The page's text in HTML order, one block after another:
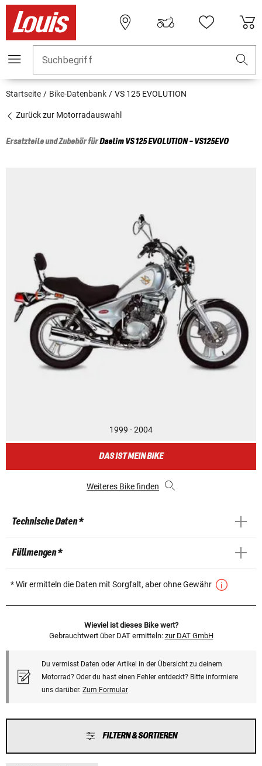
Suchbegriff
Startseite Bike-Datenbank VS 125 EVOLUTION
Zurück zur Motorradauswahl
Ersatzteile und Zubehör fürDaelimVS 125 EVOLUTION - VS125EVO
1999 - 2004
DAS IST MEIN BIKE
Weiteres Bike finden
Technische Daten *
Füllmengen *
* Wir ermitteln die Daten mit Sorgfalt, aber ohne Gewähr
Wieviel ist dieses Bike wert?
Gebrauchtwert über DAT ermitteln: zur DAT GmbH
Du vermisst Daten oder Artikel in der Übersicht zu deinem
Motorrad? Oder du hast einen Fehler entdeckt? Bitte informiere
uns darüber. Zum Formular
FILTERN & SORTIEREN